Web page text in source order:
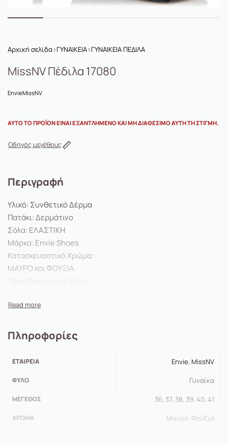
Αρχική σελίδα›ΓΥΝΑΙΚΕΙΑ›ΓΥΝΑΙΚΕΙΑ ΠΕΔΙΛΑ
MissNV Πέδιλα 17080
EnvieMissNV
ΑΥΤΌ ΤΟ ΠΡΟΪΌΝ ΕΊΝΑΙ ΕΞΑΝΤΛΗΜΈΝΟ ΚΑΙ ΜΗ ΔΙΑΘΈΣΙΜΟ ΑΥΤΉ ΤΗ ΣΤΙΓΜΉ.
Οδηγός μεγέθους
Περιγραφή
Υλικό: Συνθετικό Δέρμα
Πατάκι: Δερμάτινο
Σόλα: ΕΛΑΣΤΙΚΗ
Μάρκα: Envie Shoes
Κατασκευαστικό Χρώμα:
ΜΑΥΡΟ και ΦΟΥΞΙΑ
Φόρμα: Κανονική
Πληροφορίες
ΕΤΑΙΡΕΊΑ Envie, MissNV
ΦΎΛΟ Γυναίκα
ΜΈΓΕΘΟΣ 36, 37, 38, 39, 40, 41
ΧΡΏΜΑ Μαύρο, Φούξια